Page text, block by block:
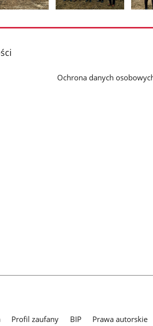
Ochrona danych
Profil zaufany BIP Prawa autorskie